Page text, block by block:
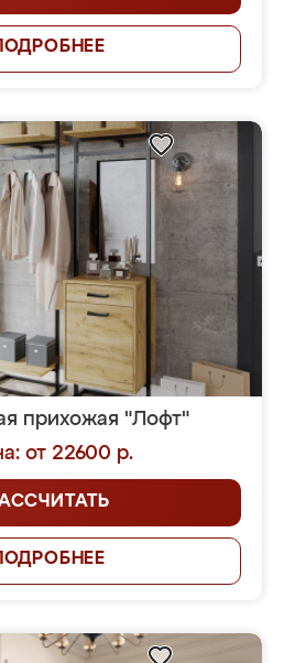
прихожая "Лофт"
от 22600 р.